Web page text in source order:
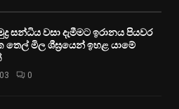
සන්ධිය වසා දැමීමට ඉරානය පියවර
මිල ශීඝ්‍රයෙන් ඉහළ යාමේ
0